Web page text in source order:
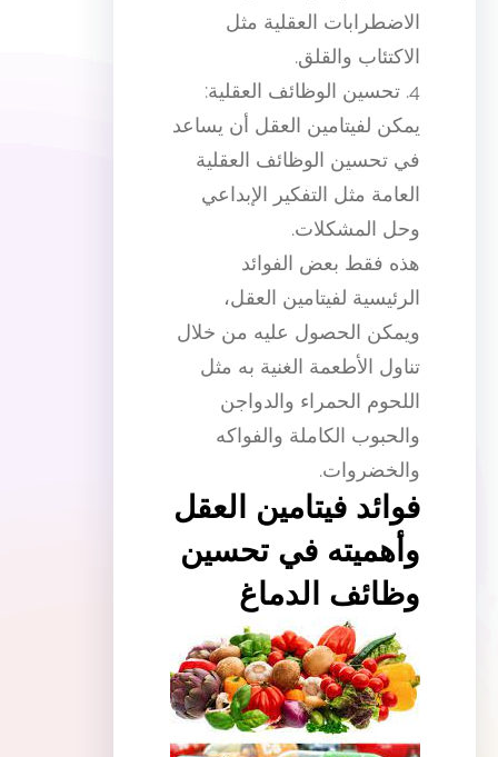
الاضطرابات العقلية مثل
الاكتئاب والقلق.
4. تحسين الوظائف العقلية:
يمكن لفيتامين العقل أن يساعد
في تحسين الوظائف العقلية
العامة مثل التفكير الإبداعي
وحل المشكلات.
هذه فقط بعض الفوائد
الرئيسية لفيتامين العقل،
ويمكن الحصول عليه من خلال
تناول الأطعمة الغنية به مثل
اللحوم الحمراء والدواجن
والحبوب الكاملة والفواكه
والخضروات.
فوائد فيتامين العقل
وأهميته في تحسين
وظائف الدماغ